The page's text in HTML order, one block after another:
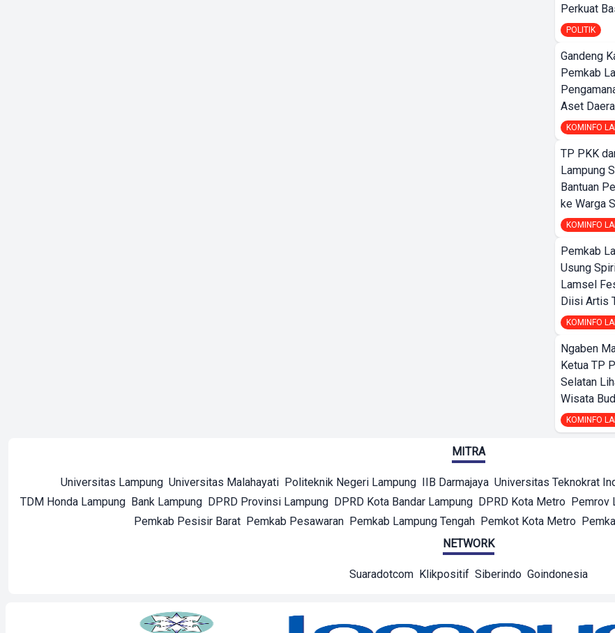
Perkuat
POLITIK
Gandeng
Pemkab
Aset
KOMINFO
TP PKK
Lampung
Bantuan
ke Warga
KOMINFO
Pemkab
Usung
Lamsel
Diisi Artis
KOMINFO
Ngaben
Ketua TP
Selatan
Wisata
KOMINFO
MITRA
Universitas Lampung Universitas Malahayati Politeknik Negeri Lampung IIB Darmajaya Universitas Teknokrat
TDM Honda Lampung Bank Lampung DPRD Provinsi Lampung DPRD Kota Bandar Lampung DPRD Kota Metro Pemrov
Pemkab Pesisir Barat Pemkab Pesawaran Pemkab Lampung Tengah Pemkot Kota Metro
NETWORK
Suaradotcom Klikpositif Siberindo Goindonesia